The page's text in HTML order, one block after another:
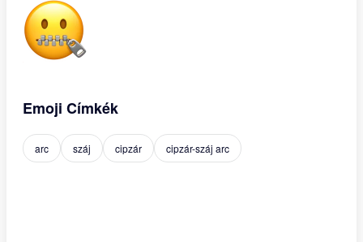
Emoji Címkék
arc száj cipzár cipzár-száj arc